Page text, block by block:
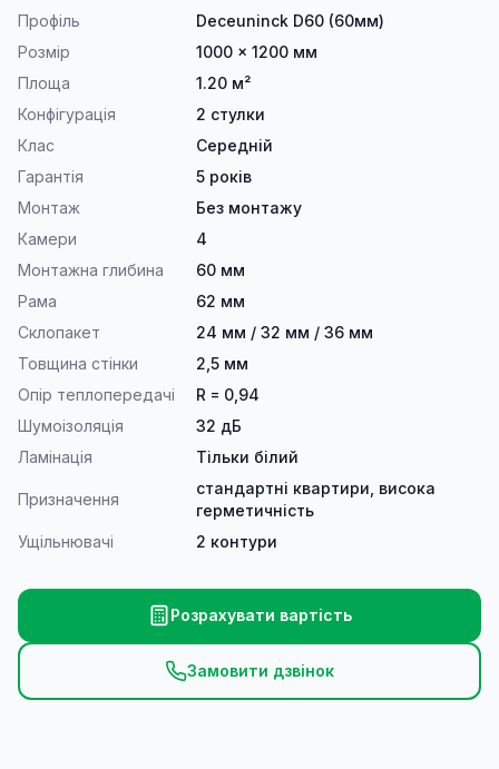
Профіль
Deceuninck D60 (60мм)
Розмір
1000 × 1200 мм
Площа
1.20 м²
Конфігурація
2 стулки
Клас
Середній
Гарантія
5 років
Монтаж
Без монтажу
Камери
4
Монтажна глибина
60 мм
Рама
62 мм
Склопакет
24 мм / 32 мм / 36 мм
Товщина стінки
2,5 мм
Опір теплопередачі
R = 0,94
Шумоізоляція
32 дБ
Ламінація
Тільки білий
Призначення
стандартні квартири, висока
герметичність
Ущільнювачі
2 контури
Розрахувати вартість
Замовити дзвінок